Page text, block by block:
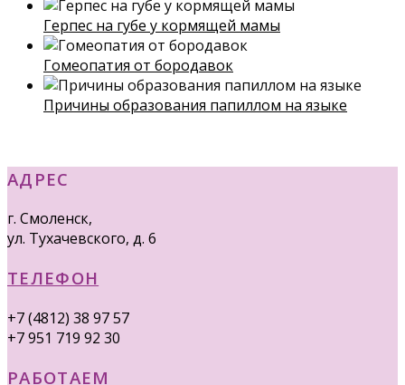
Герпес на губе у кормящей мамы
Гомеопатия от бородавок
Причины образования папиллом на языке
АДРЕС
г. Смоленск,
ул. Тухачевского, д. 6
ТЕЛЕФОН
+7 (4812) 38 97 57
+7 951 719 92 30
РАБОТАЕМ